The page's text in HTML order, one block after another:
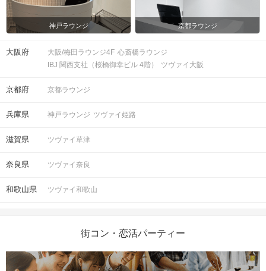
持ち物
スマートフォン・顔写真付きの身分証
（運転免許証、マイナンバーカード、
パスポートなど）
お食事
ご飲食の提供はございません。
注意事項
キャンセル
について
りキャンセルされた場合、参加費と同
額のキャンセル料が発生します。
神戸ラウンジ 京都ラウンジ
大阪府 大阪/梅田ラウンジ4F 心斎橋ラウンジ
IBJ 関西支社（桜橋御幸ビル 4階）
ツヴァイ大阪
京都府 京都ラウンジ
兵庫県 神戸ラウンジ ツヴァイ姫路
滋賀県 ツヴァイ草津
奈良県 ツヴァイ奈良
和歌山県 ツヴァイ和歌山
街コン・恋活パーティー